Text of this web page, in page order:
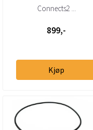
kanals høy-til-l
Quadl...
Connects2 ...
899,-
Kjøp